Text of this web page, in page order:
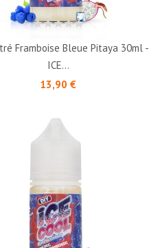
Framboise Bleue Pitaya 30ml -
ICE...
13,90 €